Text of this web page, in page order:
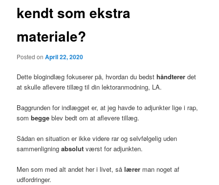
kendt som ekstra
materiale?
Posted onApril 22, 2020
Dette blogindlæg fokuserer på, hvordan du bedsthåndtererdet
at skulle aflevere tillæg til din lektoranmodning, LA.
Baggrunden for indlægget er, at jeg havde to adjunkter lige i rap,
sombegge blev bedt om at aflevere tillæg.
Sådan en situation er ikke videre rar og selvfølgelig uden
sammenligningabsolutværst for adjunkten.
Men som med alt andet her i livet, så lærer man noget af
udfordringer.